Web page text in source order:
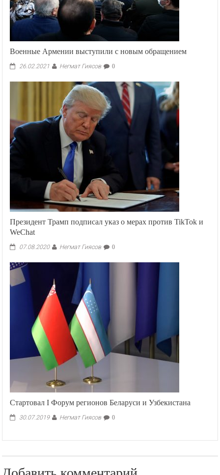
Военные Армении выступили с новым обращением
26.02.2021 Негмат Гиясов 0
Президент Трамп подписал указ о мерах против TikTok и
WeChat
07.08.2020 Негмат Гиясов 0
Стартовал І Форум регионов Беларуси и Узбекистана
30.07.2019 Негмат Гиясов 0